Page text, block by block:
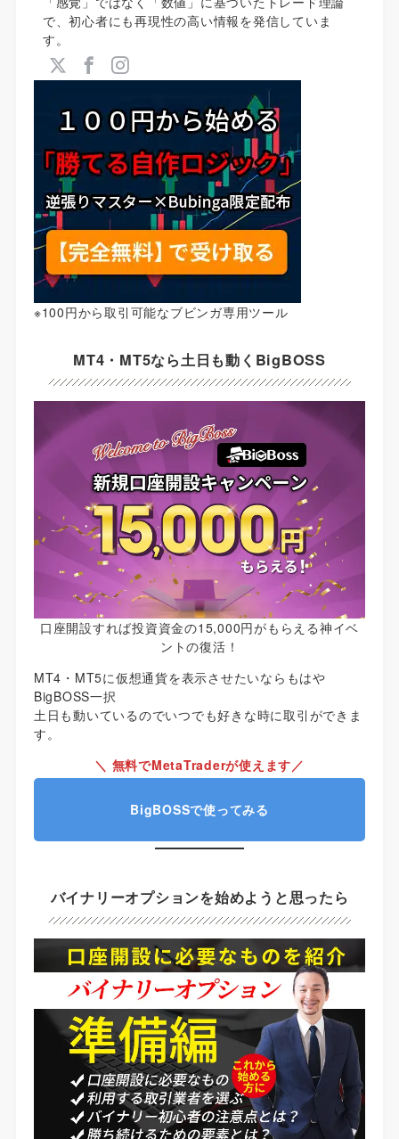
で、初心者にも再現性の高い情報を発信していま
す。
※100円から取引可能なブビンガ専用ツール
MT4・MT5なら土日も動くBigBOSS
口座開設すれば投資資金の15,000円がもらえる神イベ
ントの復活！
MT4・MT5に仮想通貨を表示させたいならもはや
BigBOSS一択
土日も動いているのでいつでも好きな時に取引ができま
す。
＼ 無料でMetaTraderが使えます／
BigBOSSで使ってみる
バイナリーオプションを始めようと思ったら